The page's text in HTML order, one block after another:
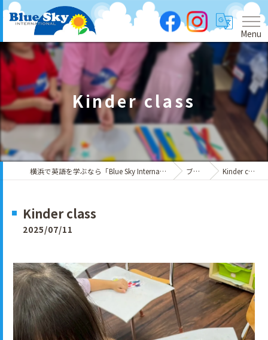
Menu
Kinder class
横浜で英語を学ぶなら「Blue Sky International」 ブログ Kinder class
Kinder class
2025/07/11